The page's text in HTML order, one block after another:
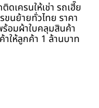
ดเครนให้เช่า รถเฮี๊ย
ขนย้ายทั่วไทย ราคา
อมผ้าใบคลุมสินค้า
ให้ลูกค้า 1 ล้านบาท